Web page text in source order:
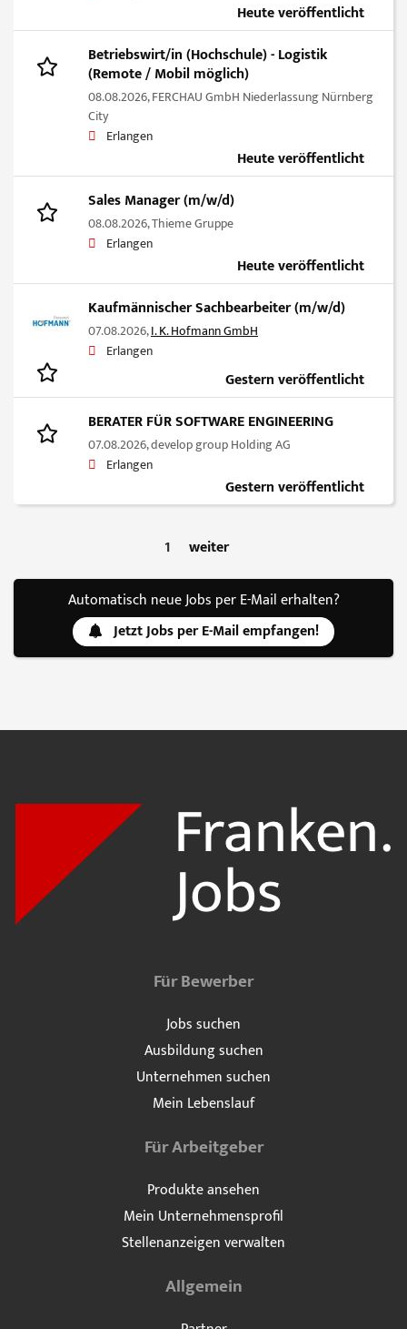
Heute veröffentlicht
Betriebswirt/in (Hochschule) - Logistik
(Remote / Mobil möglich)
08.08.2026,FERCHAU GmbH Niederlassung Nürnberg
City
Erlangen
Heute veröffentlicht
Sales Manager (m/w/d)
08.08.2026,Thieme Gruppe
Erlangen
Heute veröffentlicht
Kaufmännischer Sachbearbeiter (m/w/d)
07.08.2026,I. K. Hofmann GmbH
Erlangen
Gestern veröffentlicht
BERATER FÜR SOFTWARE ENGINEERING
07.08.2026,develop group Holding AG
Erlangen
Gestern veröffentlicht
1 weiter
Automatisch neue Jobs per E-Mail erhalten?
Jetzt Jobs per E-Mail empfangen!
Für Bewerber
Jobs suchen
Ausbildung suchen
Unternehmen suchen
Mein Lebenslauf
Für Arbeitgeber
Produkte ansehen
Mein Unternehmensprofil
Stellenanzeigen verwalten
Allgemein